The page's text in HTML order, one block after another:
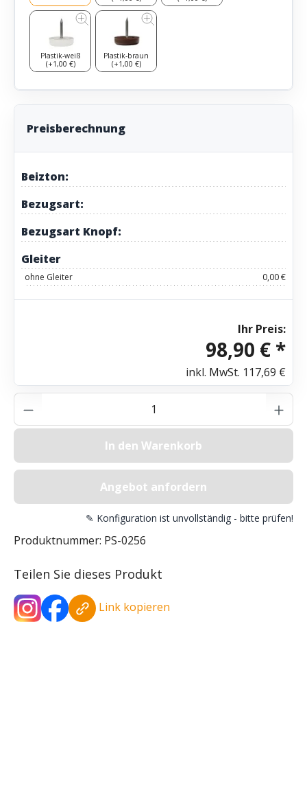
Plastik-weiß
(+1,00 €)
Plastik-braun
(+1,00 €)
Preisberechnung
Beizton:
Bezugsart:
Bezugsart Knopf:
Gleiter
ohne Gleiter 0,00 €
Ihr Preis:
98,90 € *
inkl. MwSt. 117,69 €
Produkt Anzahl: Gib den gewünschten
In den Warenkorb
Angebot anfordern
✎ Konfiguration ist unvollständig - bitte prüfen!
Produktnummer: PS-0256
Teilen Sie dieses Produkt
Link kopieren